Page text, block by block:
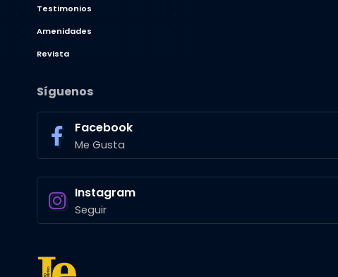
Testimonios
Amenidades
Revista
Síguenos
Facebook
Me Gusta
Instagram
Seguir